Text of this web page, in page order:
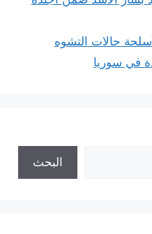
حالات التشوه
في سوريا
البحث